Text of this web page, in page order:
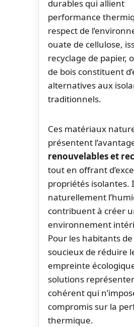
durables qui allient
performance
respect de
ouate de cellulose,
recyclage de papier,
de bois constituent
alternatives aux
traditionnels.
Ces matériaux
présentent
renouvelables et
tout en offrant
propriétés isolantes.
naturellement
contribuent à créer
environnement
Pour les habitants
soucieux de réduire
empreinte
solutions
cohérent qui
compromis sur la
thermique.